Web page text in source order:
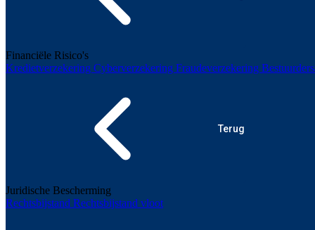
Financiële Risico's
Kredietverzekering Cyberverzekering Fraudeverzekering
Terug
Juridische Bescherming
Rechtsbijstand Rechtsbijstand vloot